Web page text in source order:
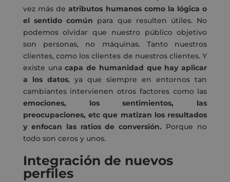
vez más deatributos humanos como la lógica o
el sentido común para que resulten útiles. No
podemos olvidar que nuestro público objetivo
son personas, no máquinas. Tanto nuestros
clientes, como los clientes de nuestros clientes. Y
existe unacapa de humanidad que hay aplicar
a los datos, ya que siempre en entornos tan
cambiantes intervienen otros factores como las
emociones, los sentimientos, las
preocupaciones, etc que matizan los resultados
y enfocan las ratios de conversión. Porque no
todo son ceros y unos.
Integración de nuevos
perfiles